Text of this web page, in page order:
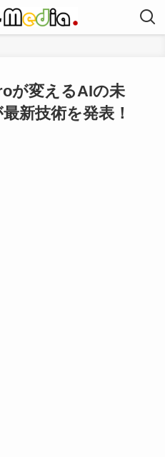
が変えるAIの未
新技術を発表！